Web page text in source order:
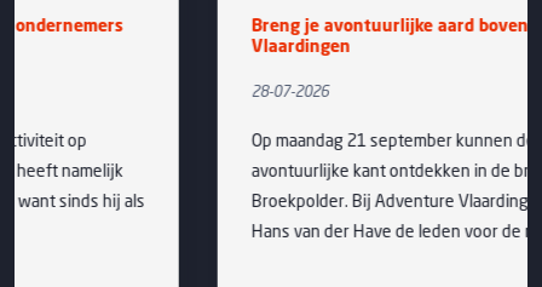
Breng je avontuurlijke aard boven bij Adventure
Op maandag 21 september kunnen de IKV-leden hun
avontuurlijke kant ontdekken in de bruisende, groene
Broekpolder. Bij Adventure Vlaardingen ontvangt eigenaar
Hans van der Have de leden voor de nodige...